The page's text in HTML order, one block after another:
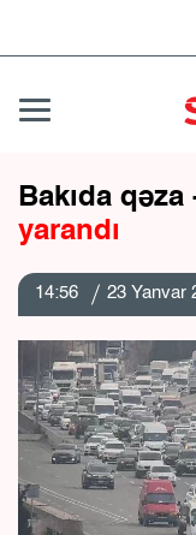
Bakıda qəza
yarandı
14:56 23 Yanvar